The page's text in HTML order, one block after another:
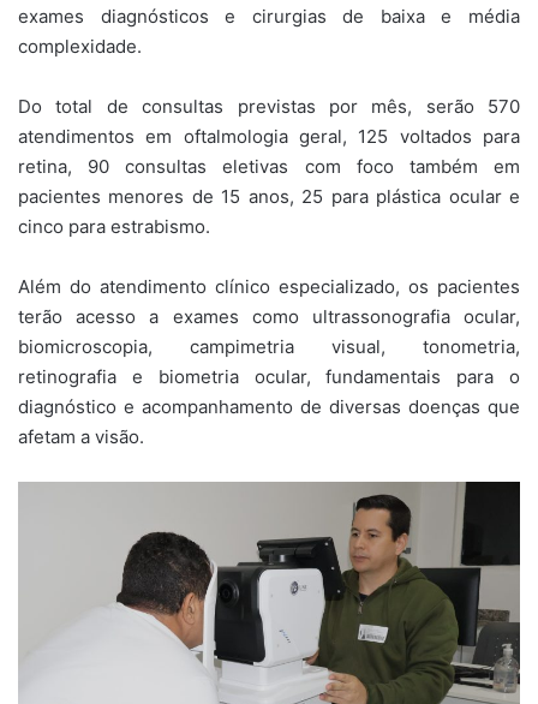
exames diagnósticos e cirurgias de baixa e média
complexidade.
Do total de consultas previstas por mês, serão 570
atendimentos em oftalmologia geral, 125 voltados para
retina, 90 consultas eletivas com foco também em
pacientes menores de 15 anos, 25 para plástica ocular e
cinco para estrabismo.
Além do atendimento clínico especializado, os pacientes
terão acesso a exames como ultrassonografia ocular,
biomicroscopia, campimetria visual, tonometria,
retinografia e biometria ocular, fundamentais para o
diagnóstico e acompanhamento de diversas doenças que
afetam a visão.